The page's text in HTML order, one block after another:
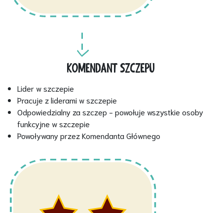
KOMENDANT SZCZEPU
Lider w szczepie
Pracuje z liderami w szczepie
Odpowiedzialny za szczep - powołuje wszystkie osoby
funkcyjne w szczepie
Powoływany przez Komendanta Głównego